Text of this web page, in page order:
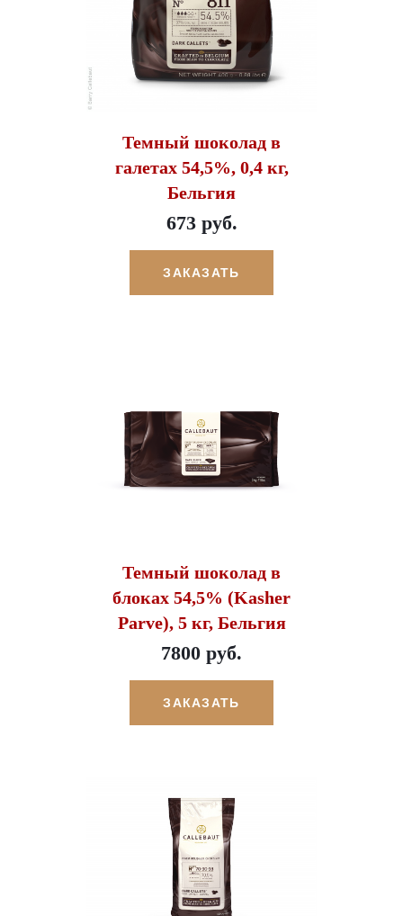
Темный шоколад в
галетах 54,5%, 0,4 кг,
Бельгия
673 руб.
ЗАКАЗАТЬ
Темный шоколад в
блоках 54,5% (Kasher
Parve), 5 кг, Бельгия
7800 руб.
ЗАКАЗАТЬ